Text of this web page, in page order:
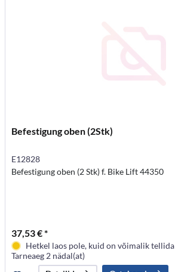
Befestigung oben (2Stk)
E12828
Befestigung oben (2 Stk) f. Bike Lift 44350
37,53 € *
Hetkel laos pole, kuid on võimalik tellida
Tarneaeg 2 nädal(at)